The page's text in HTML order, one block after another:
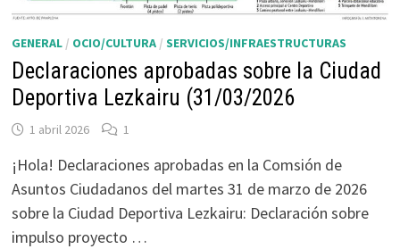
GENERAL/ OCIO/CULTURA/ SERVICIOS/INFRAESTRUCTURAS
Declaraciones aprobadas sobre la Ciudad
Deportiva Lezkairu (31/03/2026
1 abril 2026 1
¡Hola! Declaraciones aprobadas en la Comsión de
Asuntos Ciudadanos del martes 31 de marzo de 2026
sobre la Ciudad Deportiva Lezkairu: Declaración sobre
impulso proyecto …